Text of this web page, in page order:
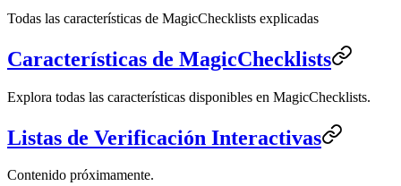
Todas las características de MagicChecklists explicadas
Características de MagicChecklists
Explora todas las características disponibles en MagicChecklists.
Listas de Verificación Interactivas
Contenido próximamente.